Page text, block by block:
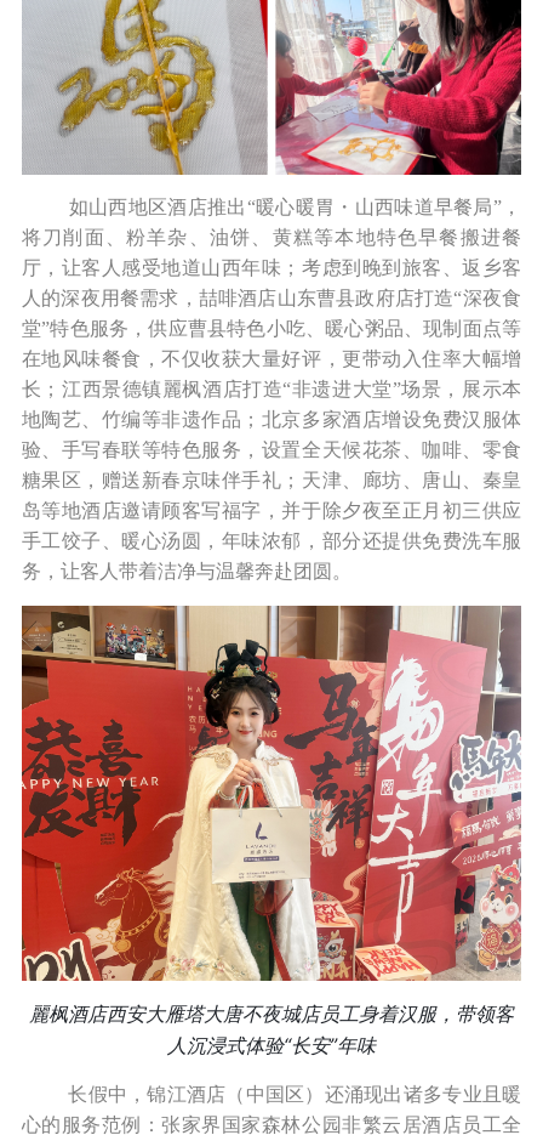
如山西地区酒店推出“暖心暖胃・山西味道早餐局”，
将刀削面、粉羊杂、油饼、黄糕等本地特色早餐搬进餐
厅，让客人感受地道山西年味；考虑到晚到旅客、返乡客
人的深夜用餐需求，喆啡酒店山东曹县政府店打造“深夜食
堂”特色服务，供应曹县特色小吃、暖心粥品、现制面点等
在地风味餐食，不仅收获大量好评，更带动入住率大幅增
长；江西景德镇麗枫酒店打造“非遗进大堂”场景，展示本
地陶艺、竹编等非遗作品；北京多家酒店增设免费汉服体
验、手写春联等特色服务，设置全天候花茶、咖啡、零食
糖果区，赠送新春京味伴手礼；天津、廊坊、唐山、秦皇
岛等地酒店邀请顾客写福字，并于除夕夜至正月初三供应
手工饺子、暖心汤圆，年味浓郁，部分还提供免费洗车服
务，让客人带着洁净与温馨奔赴团圆。
麗枫酒店西安大雁塔大唐不夜城店员工身着汉服，带领客
人沉浸式体验“长安”年味
长假中，锦江酒店（中国区）还涌现出诸多专业且暖
心的服务范例：张家界国家森林公园非繁云居酒店员工全